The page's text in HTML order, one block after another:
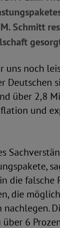
Schmitt
noch
Deutschen
über 2,8
und
die falsche
die
6